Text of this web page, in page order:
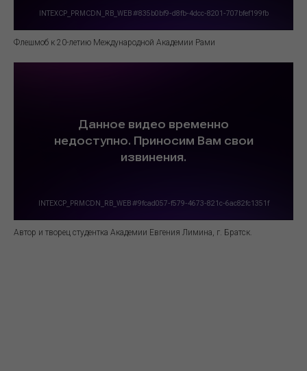
Флешмоб к 20-летию Международной Академии Рами
Автор и творец студентка Академии Евгения Лимина, г. Братск.